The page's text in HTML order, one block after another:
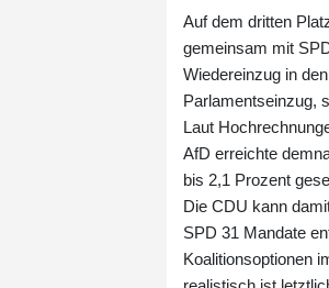
Auf dem dritten
gemeinsam mit
Wiedereinzug in
Parlamentseinzug,
Laut
AfD erreichte
bis 2,1 Prozent
Die CDU kann
SPD 31 Mandate
Koalitionsoptionen